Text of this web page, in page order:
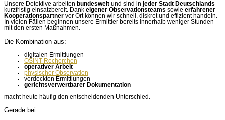
Unsere Detektive arbeiten bundesweit und sind in jeder Stadt Deutschlands
kurzfristig einsatzbereit. Dank eigener Observationsteams sowie erfahrener
Kooperationspartner vor Ort können wir schnell, diskret und effizient handeln.
In vielen Fällen beginnen unsere Ermittler bereits innerhalb weniger Stunden
mit den ersten Maßnahmen.
Die Kombination aus:
digitalen Ermittlungen
OSINT-Recherchen
operativer Arbeit
physischer Observation
verdeckten Ermittlungen
gerichtsverwertbarer Dokumentation
macht heute häufig den entscheidenden Unterschied.
Gerade bei: